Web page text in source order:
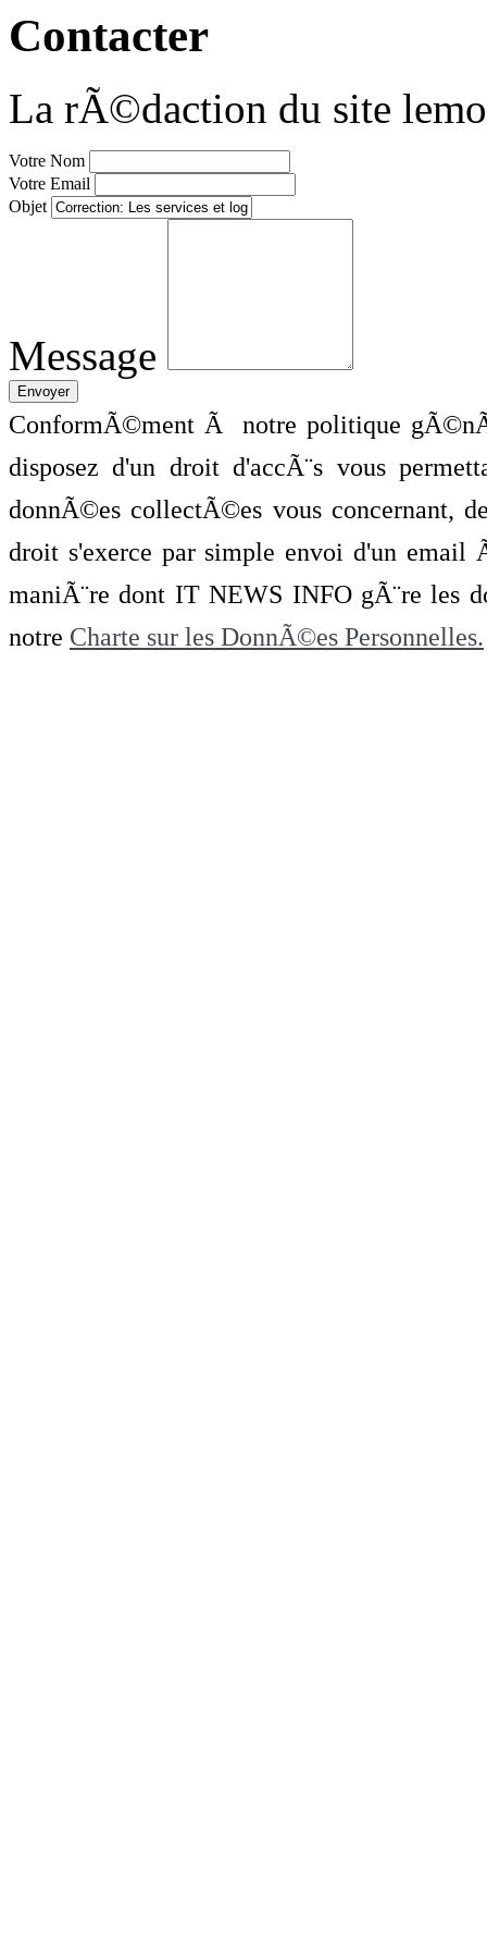
Contacter
La rÃ©daction du site
Votre Nom
Votre Email
Objet
Message
ConformÃ©ment Ã notre politique
disposez d'un droit d'accÃ¨s vous
donnÃ©es collectÃ©es vous concernant,
droit s'exerce par simple envoi d'un
maniÃ¨re dont IT NEWS INFO gÃ¨re les
notre Charte sur les DonnÃ©es Personnelles.